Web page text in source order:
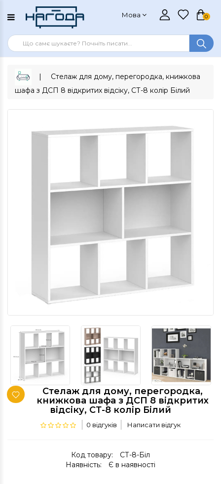
Мова 0
Стелаж для дому, перегородка, книжкова
шафа з ДСП 8 відкритих відсіку, СТ-8 колір Білий
Стелаж для дому, перегородка,
книжкова шафа з ДСП 8 відкритих
відсіку, СТ-8 колір Білий
0 відгуків Написати відгук
Код товару:
СТ-8-Біл
Наявність:
Є в наявності